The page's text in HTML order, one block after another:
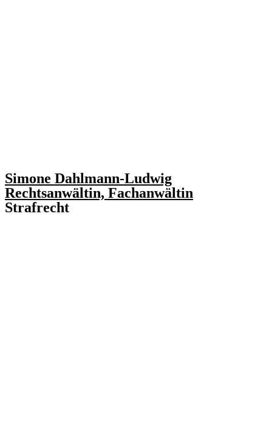
Simone Dahlmann-Ludwig
Rechtsanwältin, Fachanwältin
Strafrecht